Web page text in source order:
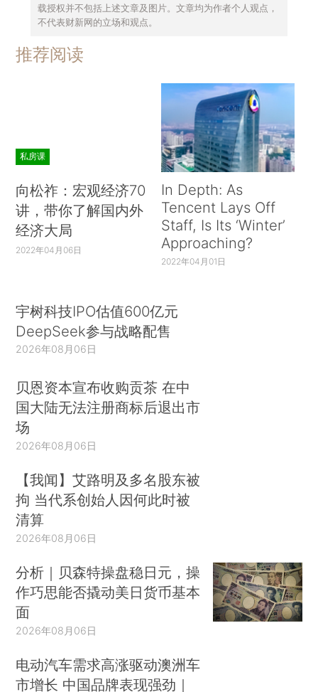
载授权并不包括上述文章及图片。文章均为作者个人观点，
不代表财新网的立场和观点。
推荐阅读
私房课
向松祚：宏观经济70
讲，带你了解国内外
经济大局
2022年04月06日
In Depth: As
Tencent Lays Off
Staff, Is Its ‘Winter’
Approaching?
2022年04月01日
宇树科技IPO估值600亿元
DeepSeek参与战略配售
2026年08月06日
贝恩资本宣布收购贡茶 在中
国大陆无法注册商标后退出市
场
2026年08月06日
【我闻】艾路明及多名股东被
拘 当代系创始人因何此时被
清算
2026年08月06日
分析｜贝森特操盘稳日元，操
作巧思能否撬动美日货币基本
面
2026年08月06日
电动汽车需求高涨驱动澳洲车
市增长 中国品牌表现强劲｜